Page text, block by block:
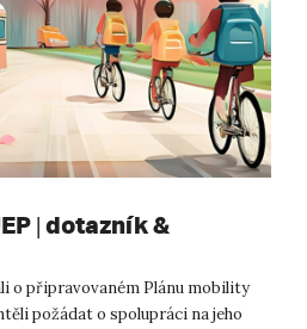
| dotazník &
o připravovaném Plánu mobility
požádat o spolupráci na jeho